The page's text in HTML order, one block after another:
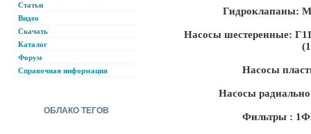
Статьи
Видео
Скачать
Каталог
Форум
Справочная информация
ОБЛАКО ТЕГОВ
Гидроклапаны:
Насосы шестеренные:
Насосы
Насосы
Фильтры :